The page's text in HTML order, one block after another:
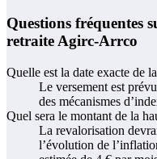
Questions fréquentes
retraite Agirc-Arrco
Quelle est la date exacte de
Le versement est
des mécanismes
Quel sera le montant de la
La revalorisation
l’évolution de